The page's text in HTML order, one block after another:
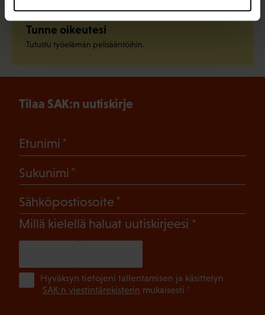
Tunne oikeutesi
Tutustu työelämän pelisääntöihin.
Tilaa SAK:n uutiskirje
Etunimi
Sukunimi
Sähköpostiosoite
Millä kielellä haluat uutiskirjeesi (Pakollinen)
Hyväksyn tietojeni tallentamisen ja käsittelyn
SAK:n viestintärekisterin mukaisesti *